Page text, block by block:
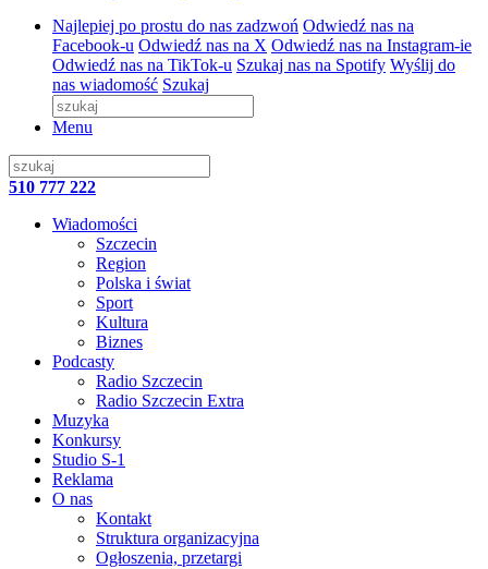
Najlepiej po prostu do nas zadzwoń Odwiedź nas na
Facebook-u Odwiedź nas na X Odwiedź nas na Instagram-ie
Odwiedź nas na TikTok-u Szukaj nas na Spotify Wyślij do
nas wiadomość Szukaj
Menu
510 777 222
Wiadomości
Szczecin
Region
Polska i świat
Sport
Kultura
Biznes
Podcasty
Radio Szczecin
Radio Szczecin Extra
Muzyka
Konkursy
Studio S-1
Reklama
O nas
Kontakt
Struktura organizacyjna
Ogłoszenia, przetargi